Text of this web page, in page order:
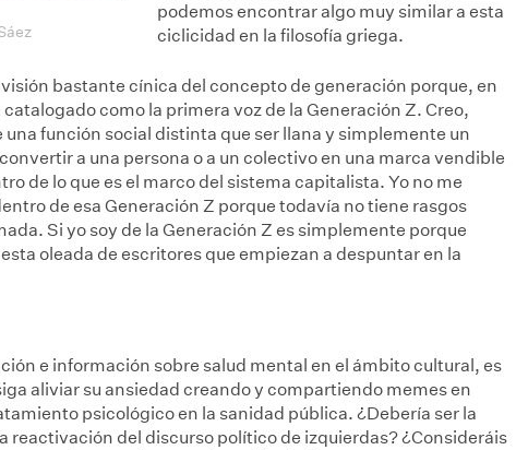
podemos encontrar algo muy similar a esta
ciclicidad en la filosofía griega.
bastante cínica del concepto de generación porque, en
como la primera voz de la Generación Z. Creo,
función social distinta que ser llana y simplemente un
a una persona o a un colectivo en una marca vendible
de lo que es el marco del sistema capitalista. Yo no me
de esa Generación Z porque todavía no tiene rasgos
Si yo soy de la Generación Z es simplemente porque
oleada de escritores que empiezan a despuntar en la
e información sobre salud mental en el ámbito cultural, es
aliviar su ansiedad creando y compartiendo memes en
psicológico en la sanidad pública. ¿Debería ser la
reactivación del discurso político de izquierdas? ¿Consideráis